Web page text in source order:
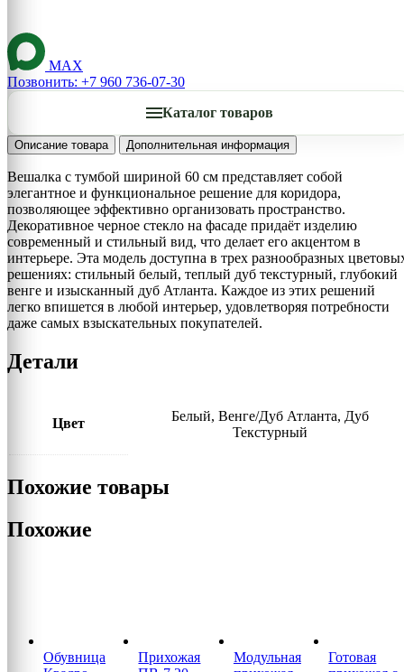
MAX
Позвонить: +7 960 736-07-30
Каталог товаров
Описание товара Дополнительная информация
Вешалка с тумбой шириной 60 см представляет собой
элегантное и функциональное решение для коридора,
позволяющее эффективно организовать пространство.
Декоративное черное стекло на фасаде придаёт изделию
современный и стильный вид, что делает его акцентом в
интерьере. Эта модель доступна в трех разнообразных
решениях: стильный белый, теплый дуб текстурный, глубокий
венге и изысканный дуб Атланта. Каждое из этих решений
легко впишется в любой интерьер, удовлетворяя потребности
даже самых взыскательных покупателей.
Детали
Цвет
Белый, Венге/Дуб Атланта, Дуб
Текстурный
Похожие товары
Похожие
Обувница
Прихожая
Модульная
Готовая